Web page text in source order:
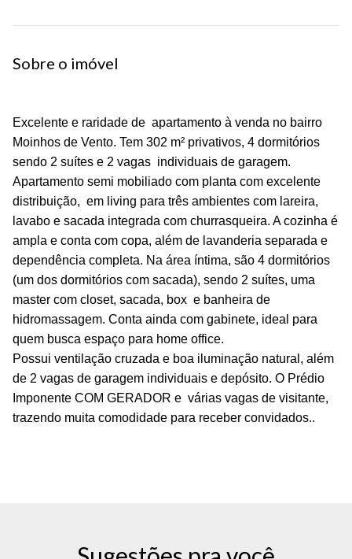
Sobre o imóvel
Excelente e raridade de apartamento à venda no bairro
Moinhos de Vento. Tem 302 m² privativos, 4 dormitórios
sendo 2 suítes e 2 vagas individuais de garagem.
Apartamento semi mobiliado com planta com excelente
distribuição, em living para três ambientes com lareira,
lavabo e sacada integrada com churrasqueira. A cozinha é
ampla e conta com copa, além de lavanderia separada e
dependência completa. Na área íntima, são 4 dormitórios
(um dos dormitórios com sacada), sendo 2 suítes, uma
master com closet, sacada, box e banheira de
hidromassagem. Conta ainda com gabinete, ideal para
quem busca espaço para home office.
Possui ventilação cruzada e boa iluminação natural, além
de 2 vagas de garagem individuais e depósito. O Prédio
Imponente COM GERADOR e várias vagas de visitante,
trazendo muita comodidade para receber convidados..